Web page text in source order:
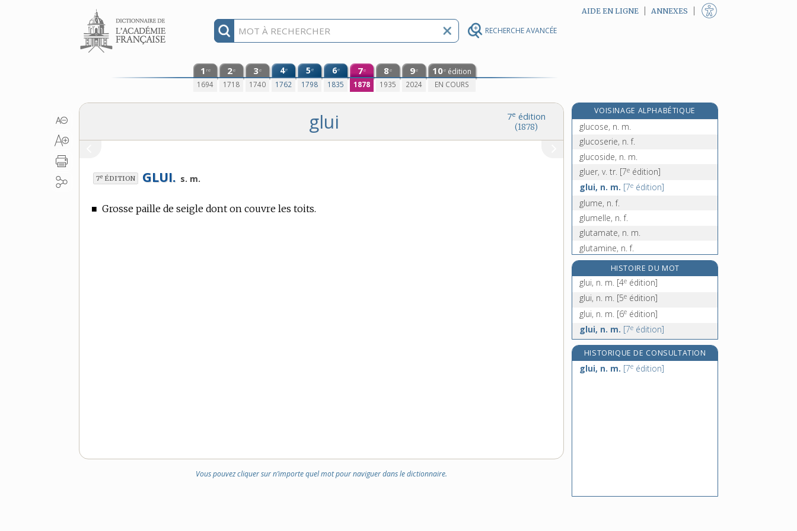
RECHERCHE AVANCÉE
Aller au contenu AIDE EN LIGNE ANNEXES
1 re
1694
2e
1718
3e
1740
4e
1762
5e
1798
6e
1835
7e
1878
8e
1935
9e
2024
10e édition
EN COURS
7e édition
(1878)
glui
7e ÉDITION GLUI. s. m.
■ Grosse paille de seigle dont on couvre les toits.
Vous pouvez cliquer sur n’importe quel mot pour naviguer dans le dictionnaire.
VOISINAGE ALPHABÉTIQUE
glucomètre, n. m.
glucose, n. m.
glucoserie, n. f.
glucoside, n. m.
gluer, v. tr. [7e édition]
glui, n. m. [7e édition]
glume, n. f.
glumelle, n. f.
glutamate, n. m.
glutamine, n. f.
glutamique, adj.
gluten, n. m.
glutinatif, adj. [7 édition]
glutineux, -euse, adj.
glycémie, n. f.
HISTOIRE DU MOT
glui, n. m. [4e édition]
glui, n. m. [5e édition]
glui, n. m. [6e édition]
glui, n. m. [7e édition]
HISTORIQUE DE CONSULTATION
glui, n. m. [7e édition]